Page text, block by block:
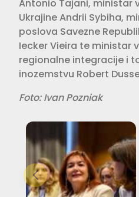
Antonio Tajani, ministar
Ukrajine Andrii Sybiha,
poslova Savezne
Iecker Vieira te ministar
regionalne integracije i
inozemstvu Robert
Foto: Ivan Pozniak